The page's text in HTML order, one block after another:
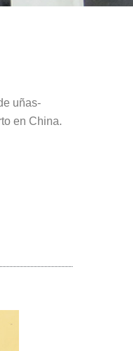
uñas-
en China.